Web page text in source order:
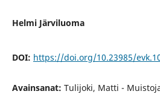
Helmi Järviluoma
DOI: https://doi.org/10.23985/
Avainsanat: Tulijoki, Matti -